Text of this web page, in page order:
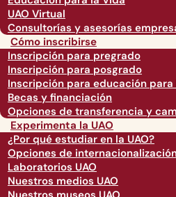
UAO Virtual
Consultorías y asesorías
Cómo inscribirse
Inscripción para pregrado
Inscripción para posgrado
Inscripción para educación para
Becas y financiación
Opciones de transferencia y
Experimenta la UAO
¿Por qué estudiar en la UAO?
Opciones de
Laboratorios UAO
Nuestros medios UAO